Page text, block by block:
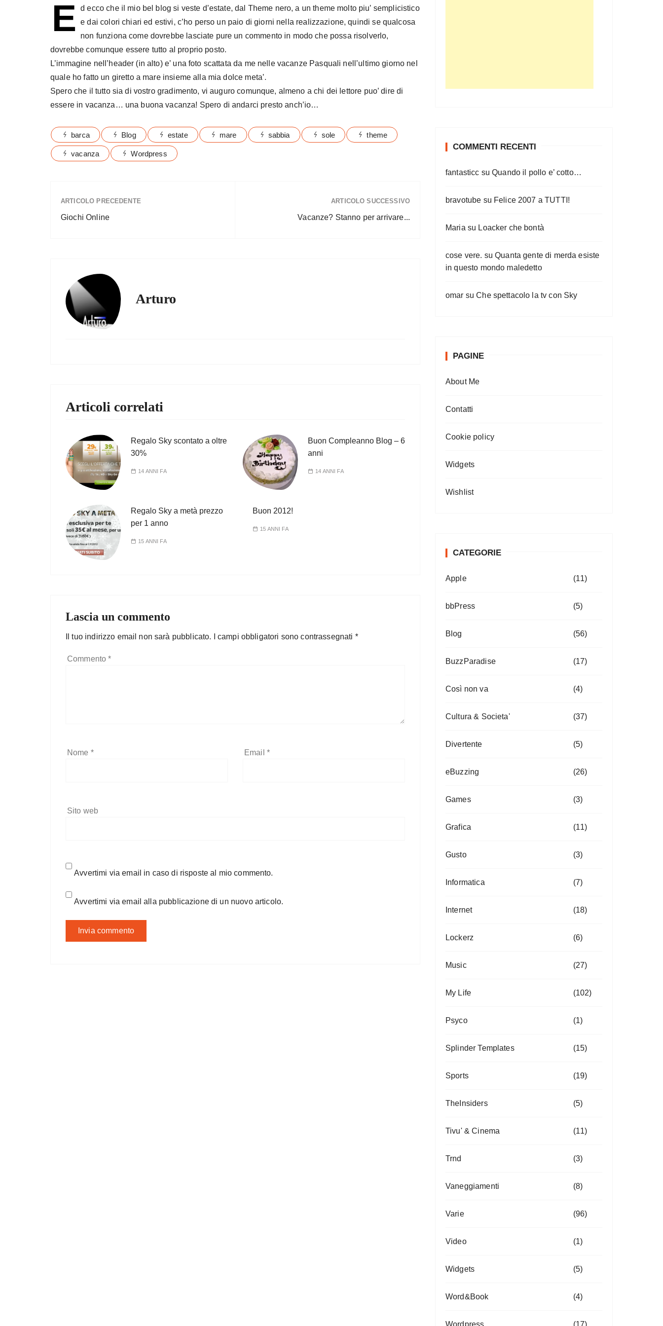
E d ecco che il mio bel blog si veste d’estate, dal Theme nero, a un theme molto piu’ semplicistico
e dai colori chiari ed estivi, c’ho perso un paio di giorni nella realizzazione, quindi se qualcosa
non funziona come dovrebbe lasciate pure un commento in modo che possa risolverlo,
dovrebbe comunque essere tutto al proprio posto.
L’immagine nell’header (in alto) e’ una foto scattata da me nelle vacanze Pasquali nell’ultimo giorno nel
quale ho fatto un giretto a mare insieme alla mia dolce meta’.
Spero che il tutto sia di vostro gradimento, vi auguro comunque, almeno a chi dei lettore puo’ dire di
essere in vacanza… una buona vacanza! Spero di andarci presto anch’io…
barca Blog estate mare sabbia sole theme
vacanza Wordpress
ARTICOLO PRECEDENTE
Giochi Online
ARTICOLO SUCCESSIVO
Vacanze? Stanno per arrivare...
Arturo
Articoli correlati
Regalo Sky scontato a oltre
30%
14 ANNI FA
Buon Compleanno Blog – 6
anni
14 ANNI FA
Regalo Sky a metà prezzo
per 1 anno
15 ANNI FA
Buon 2012!
15 ANNI FA
Lascia un commento
Il tuo indirizzo email non sarà pubblicato. I campi obbligatori sono contrassegnati *
Commento*
Nome * Email *
Sito web
Avvertimi via email in caso di risposte al mio commento.
Avvertimi via email alla pubblicazione di un nuovo articolo.
COMMENTI RECENTI
fantasticc suQuando il pollo e’ cotto…
bravotube su Felice 2007 a TUTTI!
Maria su Loacker che bontà
cose vere. suQuanta gente di merda esiste
in questo mondo maledetto
omar suChe spettacolo la tv con Sky
PAGINE
About Me
Contatti
Cookie policy
Widgets
Wishlist
CATEGORIE
Apple (11)
bbPress (5)
Blog (56)
BuzzParadise (17)
Così non va (4)
Cultura & Societa' (37)
Divertente (5)
eBuzzing (26)
Games (3)
Grafica (11)
Gusto (3)
Informatica (7)
Internet (18)
Lockerz (6)
Music (27)
My Life (102)
Psyco (1)
Splinder Templates (15)
Sports (19)
TheInsiders (5)
Tivu' & Cinema (11)
Trnd (3)
Vaneggiamenti (8)
Varie (96)
Video (1)
Widgets (5)
Word&Book (4)
Wordpress (17)